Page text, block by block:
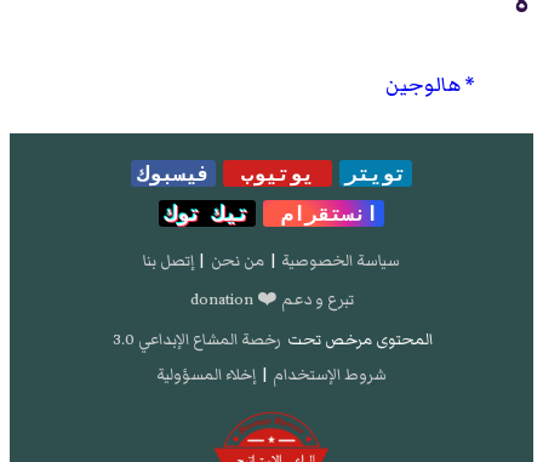
هالوجين
تويتر يوتيوب
فيسبوك
انستقرام
تيك توك
سياسة الخصوصية | من نحن | إتصل بنا
تبرع و دعم ❤️ donation
المحتوى مرخص تحت رخصة المشاع الإبداعي 3.0
شروط الإستخدام | إخلاء المسؤولية